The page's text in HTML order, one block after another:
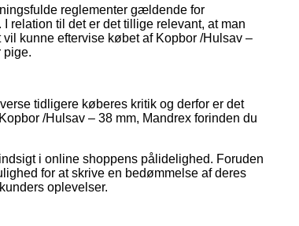
reglementer gældende for
relation til det er det tillige relevant, at man
kunne eftervise købet af Kopbor /Hulsav –
pige.
tidligere køberes kritik og derfor er det
/Hulsav – 38 mm, Mandrex forinden du
i online shoppens pålidelighed. Foruden
for at skrive en bedømmelse af deres
oplevelser.